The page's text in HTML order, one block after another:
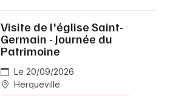
Visite de l'église Saint-
Germain - Journée du
Patrimoine
Le 20/09/2026
Herqueville